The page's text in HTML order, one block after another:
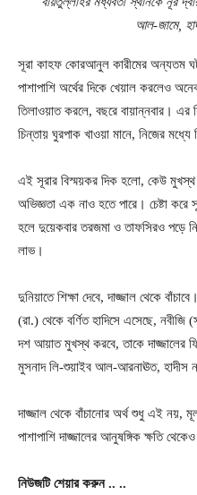
আল-জামে,
সূরা কাহফ কোরআনুল কারীমের অন্যতম
পাশাপাশি অর্থের দিকে খেয়াল করলেও
তিলাওয়াত করলে, বছরে বায়ান্নবার। এর
চিন্তায় ঘুরপাক খাওয়া মানে, নিজের
এই সূরার বিস্ময়কর দিক হলো, কেউ
অভিজ্ঞতা এক নাও হতে পারে। চেষ্টা
হলে দুয়েকবার তরজমা ও তাফসিরও পড়ে
লাভ।
দুনিয়াতে শিক্ষা দেবে, দাজ্জাল থেকে
(রা.) থেকে বর্ণিত হাদিসে এসেছে,
দশ আয়াত মুখস্থ করবে, তাকে দাজ্জালের
মুসনাদ লি-শুয়াইব আল-আরনাঊত, হাদীস
দাজ্জাল থেকে বাঁচানোর অর্থ শুধু এই নয়,
পাশাপাশি দাজ্জালের আনুষঙ্গিক ক্ষতি
নিউজটি শেয়ার করুন.. ..